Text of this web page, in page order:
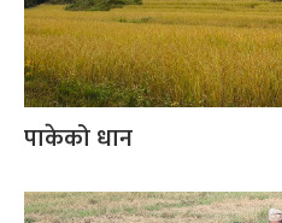
पाकेको धान